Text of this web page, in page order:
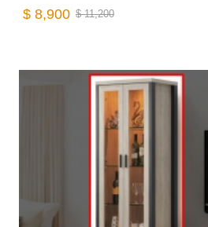
$ 8,900 $ 11,200